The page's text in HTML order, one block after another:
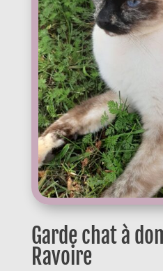
Garde chat à
Ravoire